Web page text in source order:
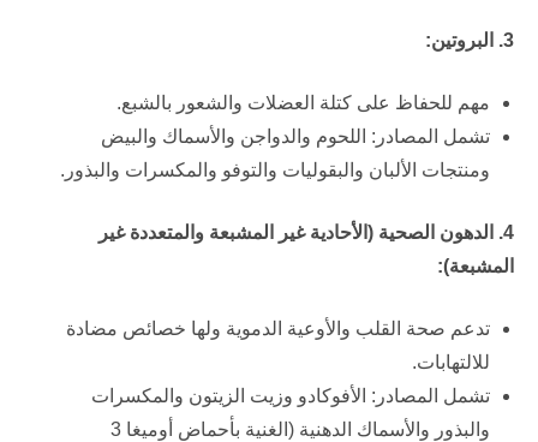
3. البروتين:
مهم للحفاظ على كتلة العضلات والشعور بالشبع.
تشمل المصادر: اللحوم والدواجن والأسماك والبيض
ومنتجات الألبان والبقوليات والتوفو والمكسرات والبذور.
4. الدهون الصحية (الأحادية غير المشبعة والمتعددة غير
المشبعة):
تدعم صحة القلب والأوعية الدموية ولها خصائص مضادة
للالتهابات.
تشمل المصادر: الأفوكادو وزيت الزيتون والمكسرات
والبذور والأسماك الدهنية (الغنية بأحماض أوميغا 3